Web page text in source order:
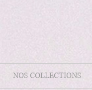
NOS COLLECTIONS